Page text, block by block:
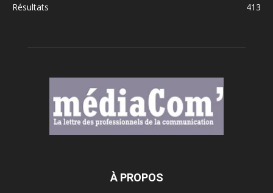
Résultats
413
À PROPOS